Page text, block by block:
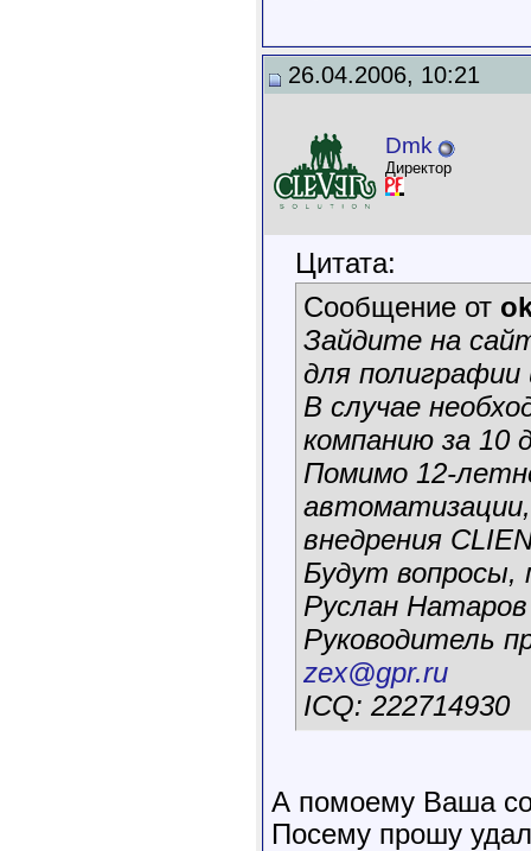
26.04.2006, 10:21
Dmk
Директор
Цитата:
Сообщение от
Зайдите на
для
В случае
компанию за 10
Помимо 12-
внедрения
Будут
Руслан Натаров
Руководитель
zex@gpr.ru
ICQ: 222714930
А помоему Ваша
Посему прошу